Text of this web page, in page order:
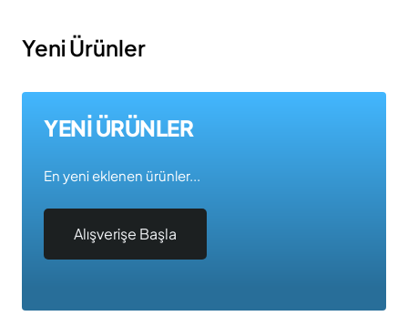
Yeni Ürünler
YENİ ÜRÜNLER
En yeni eklenen ürünler...
Alışverişe Başla